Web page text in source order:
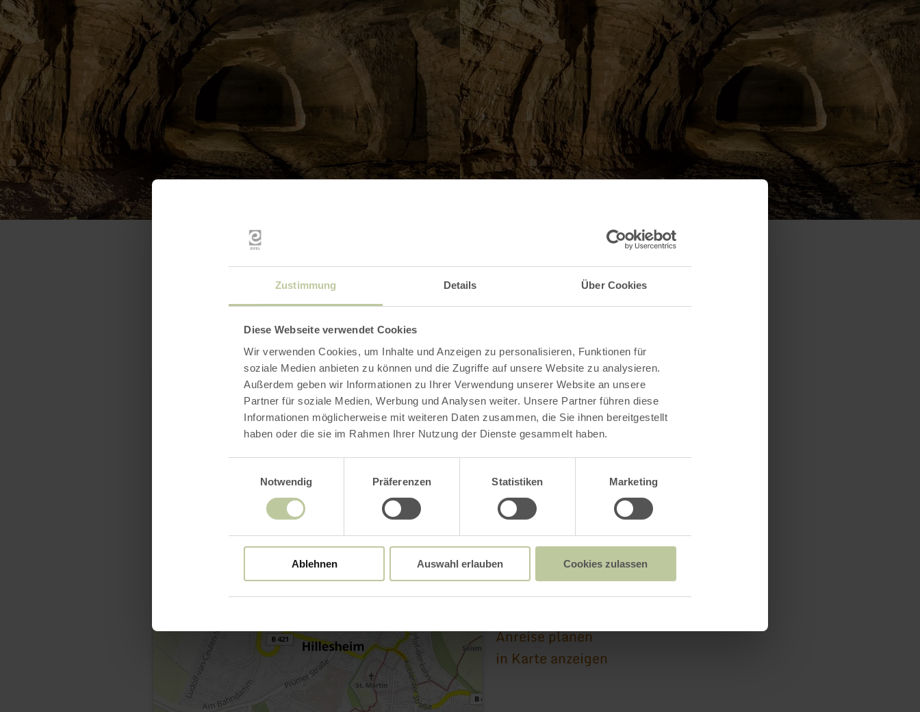
Zustimmung Details Über Cookies
Diese Webseite verwendet Cookies
Wir verwenden Cookies, um Inhalte und Anzeigen zu personalisieren, Funktionen für
soziale Medien anbieten zu können und die Zugriffe auf unsere Website zu analysieren.
Außerdem geben wir Informationen zu Ihrer Verwendung unserer Website an unsere
Partner für soziale Medien, Werbung und Analysen weiter. Unsere Partner führen diese
Informationen möglicherweise mit weiteren Daten zusammen, die Sie ihnen bereitgestellt
haben oder die sie im Rahmen Ihrer Nutzung der Dienste gesammelt haben.
Notwendig
Präferenzen Statistiken Marketing
Ablehnen Auswahl erlauben Cookies zulassen
Kontakt
Eiskeller
Wallstraße 23
54576 Hillesheim
E-Mail
Anreise planen
in Karte anzeigen